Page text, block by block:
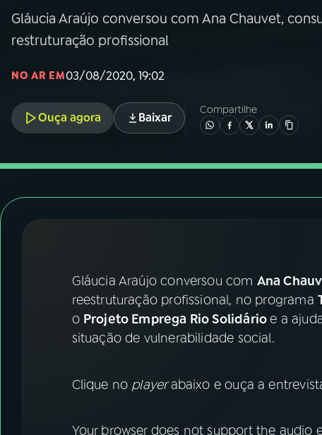
04PROGRAMAS
05 PODCASTS
06VIDEOCASTS
07ÚLTIMAS
YouTube Facebook
Instagram X
Gláucia Araújo conversou com Ana Chauvet,
restruturação profissional
NO AR EM03/08/2020, 19:02
Ouça agora Baixar
Compartilhe
Gláucia Araújo conversou com Ana
reestruturação profissional, no programa
o Projeto Emprega Rio Solidárioe a
situação de vulnerabilidade social.
Clique no playerabaixo e ouça a
Your browser does not support the audio